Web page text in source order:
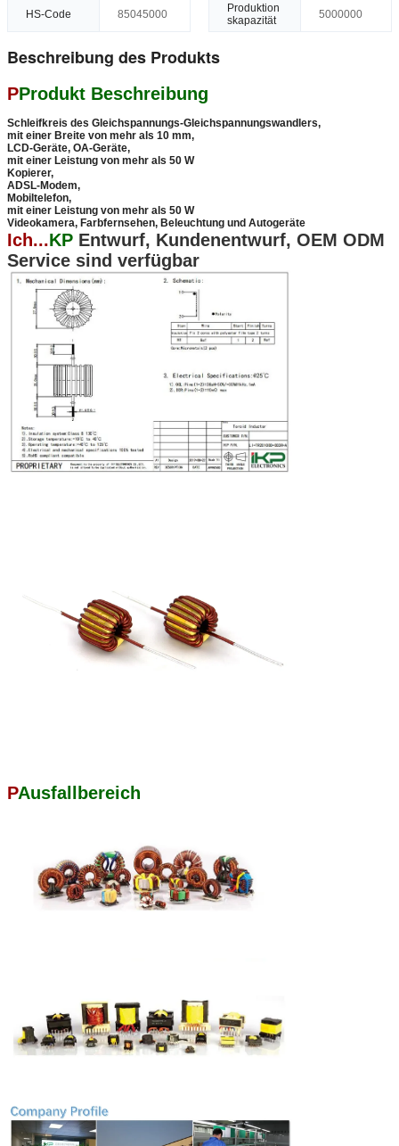
HS-Code 85045000
Produktion
skapazität
5000000
Beschreibung des Produkts
PProdukt Beschreibung
Schleifkreis des Gleichspannungs-Gleichspannungswandlers,
mit einer Breite von mehr als 10 mm,
LCD-Geräte, OA-Geräte,
mit einer Leistung von mehr als 50 W
Kopierer,
ADSL-Modem,
Mobiltelefon,
mit einer Leistung von mehr als 50 W
Videokamera, Farbfernsehen, Beleuchtung und Autogeräte
Ich...KP Entwurf, Kundenentwurf, OEM ODM
Service sind verfügbar
PAusfallbereich